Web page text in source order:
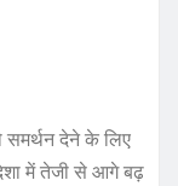
समर्थन देने के लिए
में तेजी से आगे बढ़